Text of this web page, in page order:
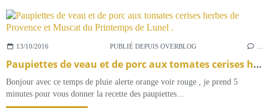
13/10/2016 PUBLIÉ DEPUIS OVERBLOG
Paupiettes de veau et de porc aux tomates cerises herbes de Provence et Muscat du Printemps de Lunel .
Bonjour avec ce temps de pluie alerte orange voir rouge , je prend 5
minutes pour vous donner la recette des paupiettes...